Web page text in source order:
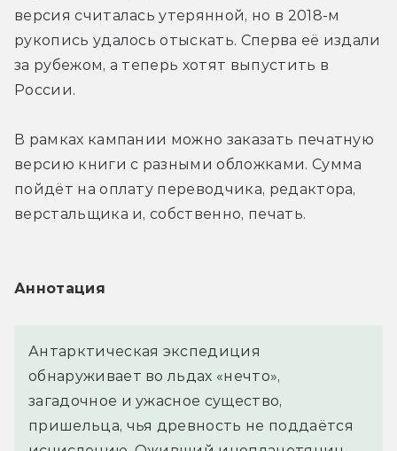
версия считалась утерянной, но в 2018-м
рукопись удалось отыскать. Сперва её издали
за рубежом, а теперь хотят выпустить в
России.
В рамках кампании можно заказать печатную
версию книги с разными обложками. Сумма
пойдёт на оплату переводчика, редактора,
верстальщика и, собственно, печать.
Аннотация
Антарктическая экспедиция
обнаруживает во льдах «нечто»,
загадочное и ужасное существо,
пришельца, чья древность не поддаётся